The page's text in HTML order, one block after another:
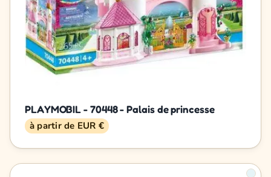
PLAYMOBIL - 70448 - Palais de princesse
à partir de EUR €